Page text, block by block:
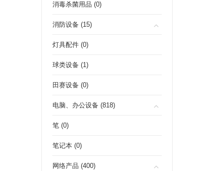
消毒杀菌用品 (0)
消防设备 (15)
灯具配件 (0)
球类设备 (1)
田赛设备 (0)
电脑、办公设备 (818)
笔 (0)
笔记本 (0)
网络产品 (400)